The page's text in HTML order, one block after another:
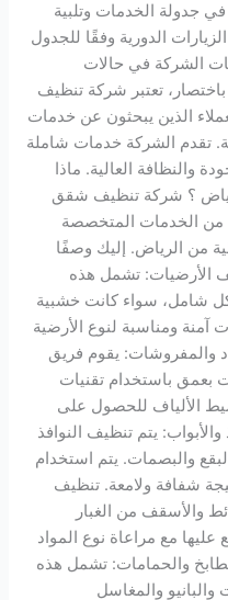
جدولة الخدمات وتلبية
الدورية وفقًا للجدول
الشركة في حالات
تعتبر شركة تنظيف
الذين يبحثون عن خدمات
تقدم الشركة خدمات شاملة
والنظافة العالية. ماذا
؟ شركة تنظيف شقق
الخدمات المتخصصة
من الرياض. إليك وصفًا
الأرضيات: تشمل هذه
شامل، سواء كانت خشبية
ومناسبة لنوع الأرضية
والمفروشات: يقوم فريق
باستخدام تقنيات
الألياف للحصول على
يتم تنظيف النوافذ
والبصمات. يتم استخدام
شفافة ولامعة. تنظيف
والأسقف من الغبار
مع مراعاة نوع المواد
والحمامات: تشمل هذه
والمغاسل